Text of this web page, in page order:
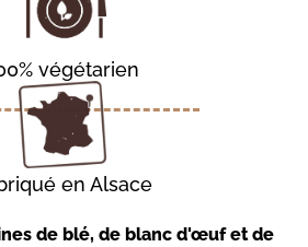
végétarien
en Alsace
de blé, de blanc d'œuf et de